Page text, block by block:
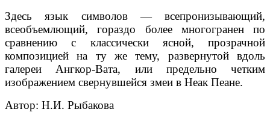
Здесь язык символов — всепронизывающий,
всеобъемлющий, гораздо более многогранен по
сравнению с классически ясной, прозрачной
композицией на ту же тему, развернутой вдоль
галереи Ангкор-Вата, или предельно четким
изображением свернувшейся змеи в Неак Пеане.
Автор: Н.И. Рыбакова